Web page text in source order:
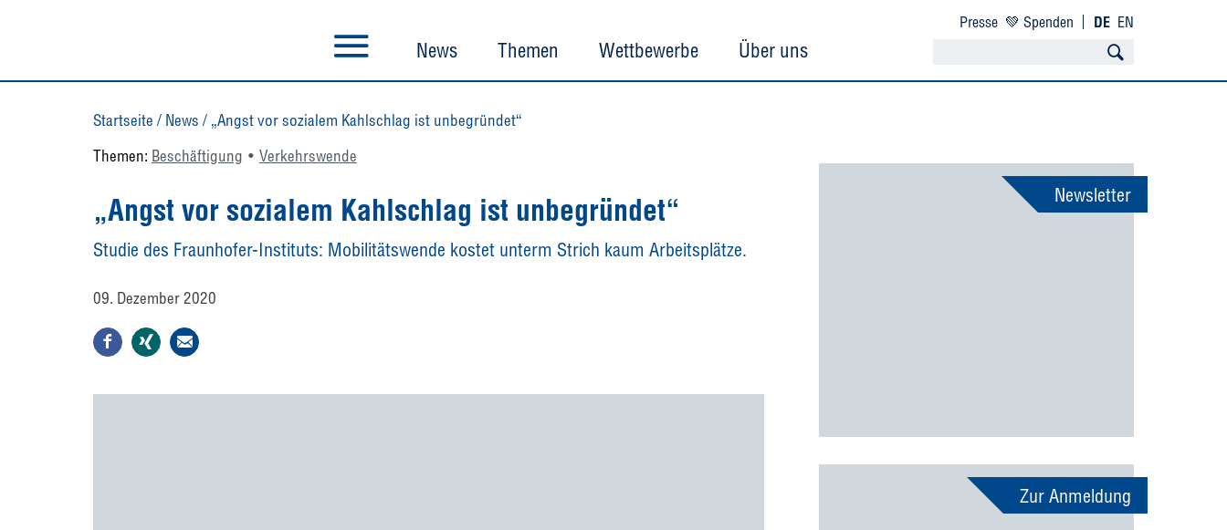
News Themen Wettbewerbe Über uns
Presse 💚 Spenden DE EN
Startseite / News / „Angst vor sozialem Kahlschlag ist unbegründet“
Themen: Beschäftigung Verkehrswende
„Angst vor sozialem Kahlschlag ist unbegründet“
Studie des Fraunhofer-Instituts: Mobilitätswende kostet unterm Strich kaum Arbeitsplätze.
09. Dezember 2020
Newsletter
Zur Anmeldung